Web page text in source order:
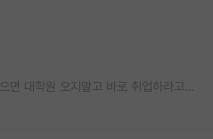
지금 학부생인데요,돈 많이 벌고 싶으면 대학원 오지말고 바로 취업하라고 하던데